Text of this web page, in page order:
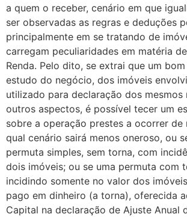
a quem o receber, cenário em que
ser observadas as regras e deduções
principalmente em se tratando de
carregam peculiaridades em matéria
Renda. Pelo dito, se extrai que um
estudo do negócio, dos imóveis
utilizado para declaração dos mesmos
outros aspectos, é possível tecer um
sobre a operação prestes a ocorrer
qual cenário sairá menos oneroso, ou
permuta simples, sem torna, com
dois imóveis; ou se uma permuta com
incidindo somente no valor dos
pago em dinheiro (a torna), oferecida
Capital na declaração de Ajuste Anual